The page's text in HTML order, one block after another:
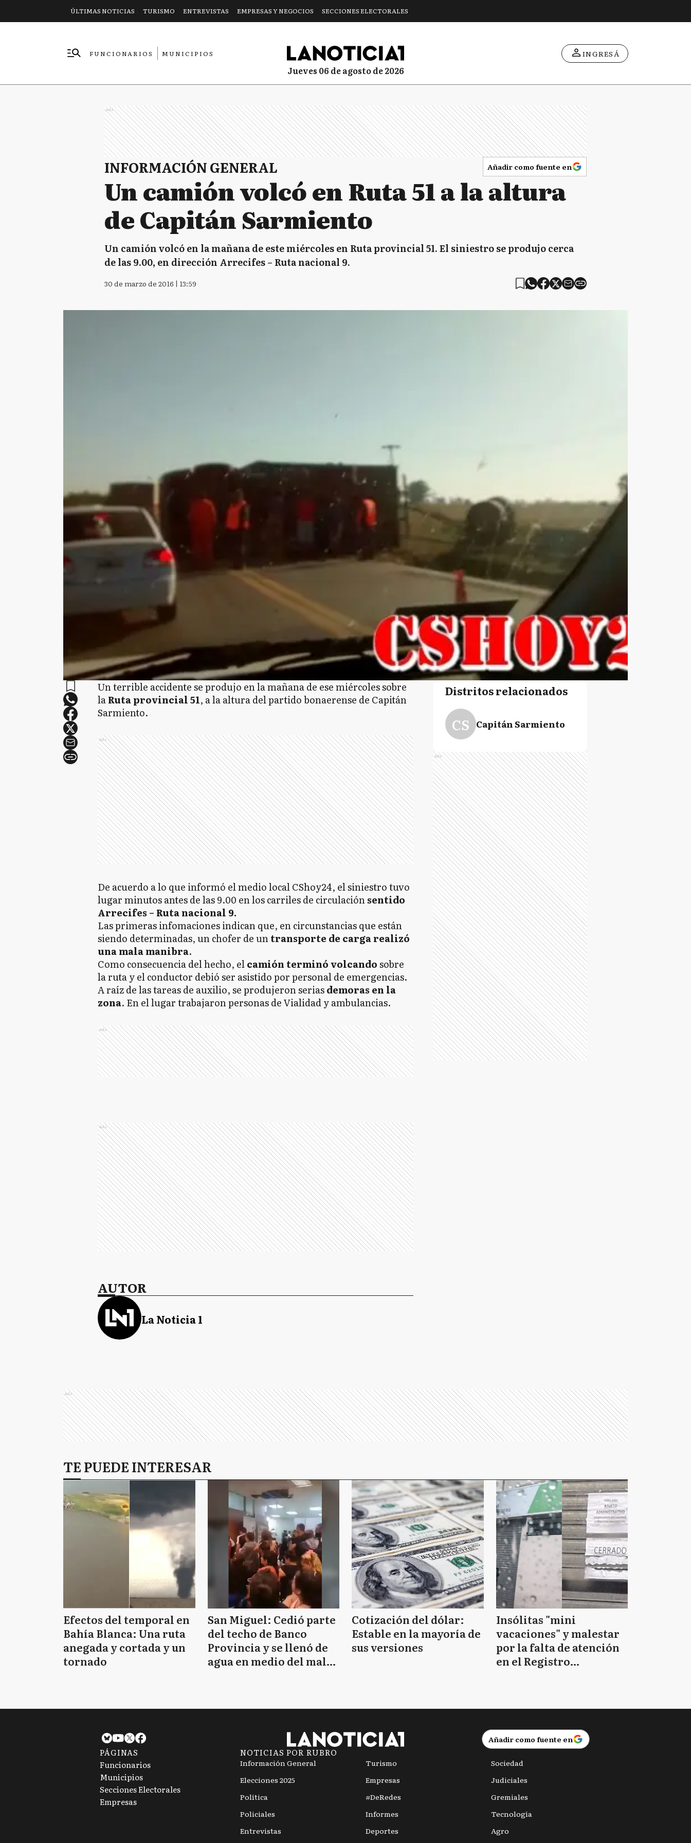
ÚLTIMAS NOTICIAS TURISMO ENTREVISTAS EMPRESAS Y NEGOCIOS SECCIONES ELECTORALES
FUNCIONARIOS
MUNICIPIOS
jueves 06 de agosto de 2026
INGRESÁ
Ads
INFORMACIÓN GENERAL Añadir como fuente en
Un camión volcó en Ruta 51 a la altura
de Capitán Sarmiento
Un camión volcó en la mañana de este miércoles en Ruta provincial 51. El siniestro se produjo cerca
de las 9.00, en dirección Arrecifes – Ruta nacional 9.
30 de marzo de 2016 | 13:59
Un terrible accidente se produjo en la mañana de ese miércoles sobre
laRuta provincial 51, a la altura del partido bonaerense de Capitán
Sarmiento.
Ads
De acuerdo a lo que informó el medio local CShoy24, el siniestro tuvo
lugar minutos antes de las 9.00 en los carriles de circulaciónsentido
Arrecifes – Ruta nacional 9.
Las primeras infomaciones indican que, en circunstancias que están
siendo determinadas, un chofer de untransporte de carga realizó
una mala manibra.
Como consecuencia del hecho, elcamión terminó volcandosobre
la ruta y el conductor debió ser asistido por personal de emergencias.
A raíz de las tareas de auxilio, se produjeron seriasdemoras en la
zona. En el lugar trabajaron personas de Vialidad y ambulancias.
Ads
Ads
AUTOR
La Noticia 1
Distritos relacionados
CS Capitán Sarmiento
Ads
Ads
TE PUEDE INTERESAR
Efectos del temporal en
Bahía Blanca: Una ruta
anegada y cortada y un
tornado
San Miguel: Cedió parte
del techo de Banco
Provincia y se llenó de
agua en medio del mal
Cotización del dólar:
Estable en la mayoría de
sus versiones
Insólitas "mini
vacaciones" y malestar
por la falta de atención
en el Registro
Añadir como fuente en
PÁGINAS
Funcionarios
Municipios
Secciones Electorales
Empresas
NOTICIAS POR RUBRO
Información General
Elecciones 2025
Política
Policiales
Entrevistas
Turismo
Empresas
#DeRedes
Informes
Deportes
Sociedad
Judiciales
Gremiales
Tecnología
Agro